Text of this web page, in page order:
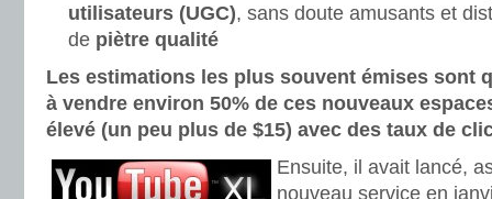
utilisateurs (UGC), sans doute amusants et
de piètre qualité
Les estimations les plus souvent émises sont
à vendre environ 50% de ces nouveaux
élevé (un peu plus de $15) avec des taux de
Ensuite, il avait lancé,
nouveau service en